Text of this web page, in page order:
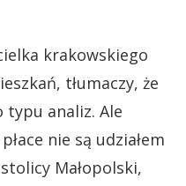
krakowskiego
tłumaczy, że
analiz. Ale
nie są udziałem
Małopolski,